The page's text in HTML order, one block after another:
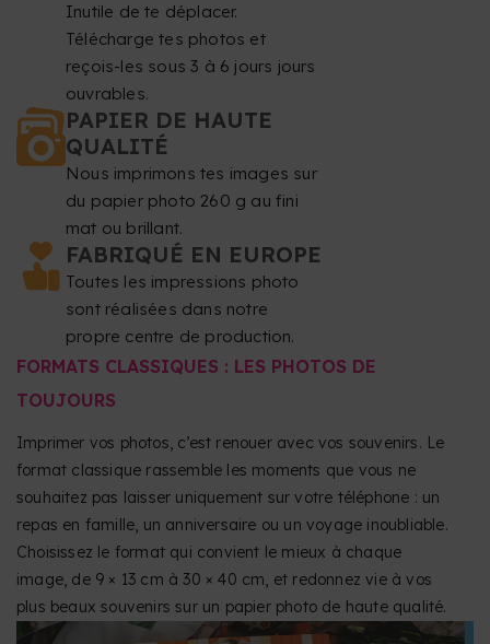
Inutile de te déplacer.
Télécharge tes photos et
reçois-les sous 3 à 6 jours jours
ouvrables.
PAPIER DE HAUTE
QUALITÉ
Nous imprimons tes images sur
du papier photo 260 g au fini
mat ou brillant.
FABRIQUÉ EN EUROPE
Toutes les impressions photo
sont réalisées dans notre
propre centre de production.
FORMATS CLASSIQUES : LES PHOTOS DE
TOUJOURS
Imprimer vos photos, c’est renouer avec vos souvenirs. Le
format classique rassemble les moments que vous ne
souhaitez pas laisser uniquement sur votre téléphone : un
repas en famille, un anniversaire ou un voyage inoubliable.
Choisissez le format qui convient le mieux à chaque
image, de 9 × 13 cm à 30 × 40 cm, et redonnez vie à vos
plus beaux souvenirs sur un papier photo de haute qualité.